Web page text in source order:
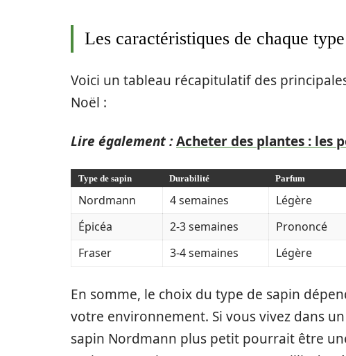
Les caractéristiques de chaque
Voici un tableau récapitulatif des
Noël :
Lire également :Acheter des plantes : les
Type de sapin Durabilité Parfum
Nordmann 4 semaines Légère
Épicéa
2-3 semaines Prononcé
Fraser
3-4 semaines Légère
En somme, le choix du type de sapin
votre environnement. Si vous vivez dans
sapin Nordmann plus petit pourrait être